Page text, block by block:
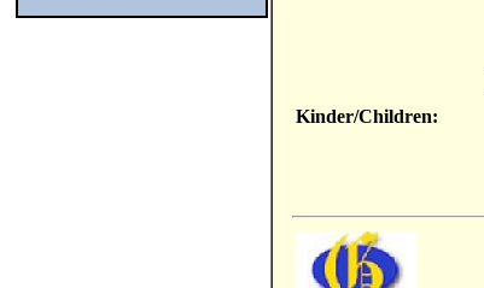
Kinder/Children: